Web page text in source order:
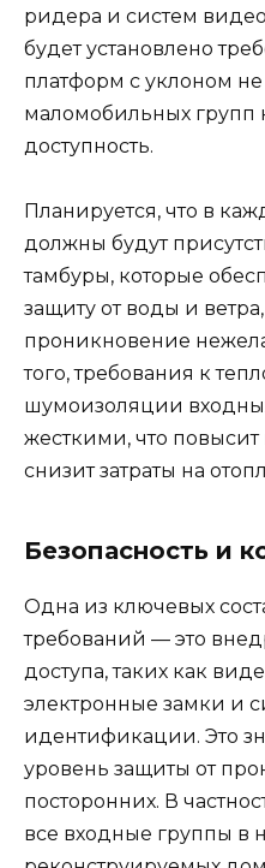
ридера и систем
будет установлено
платформ с уклоном не
маломобильных групп
доступность.
Планируется, что в
должны будут
тамбуры, которые
защиту от воды и
проникновение
того, требования к
шумоизоляции
жесткими, что
снизит затраты на
Безопасность и
Одна из ключевых
требований — это
доступа, таких как
электронные замки и
идентификации. Это
уровень защиты от
посторонних. В
все входные группы в